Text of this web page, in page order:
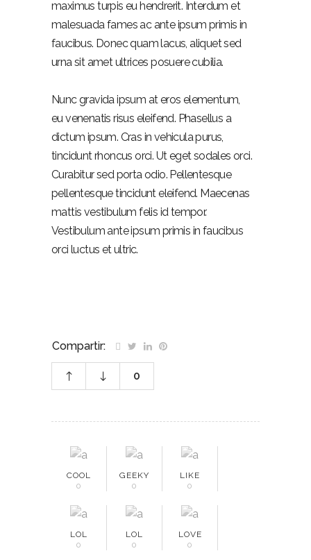
maximus turpis eu hendrerit. Interdum et
malesuada fames ac ante ipsum primis in
faucibus. Donec quam lacus, aliquet sed
urna sit amet ultrices posuere cubilia.
Nunc gravida ipsum at eros elementum,
eu venenatis risus eleifend. Phasellus a
dictum ipsum. Cras in vehicula purus,
tincidunt rhoncus orci. Ut eget sodales orci.
Curabitur sed porta odio. Pellentesque
pellentesque tincidunt eleifend. Maecenas
mattis vestibulum felis id tempor.
Vestibulum ante ipsum primis in faucibus
orci luctus et ultric.
Compartir:
0
COOL
0
GEEKY
0
LIKE
0
LOL
0
LOL
0
LOVE
0